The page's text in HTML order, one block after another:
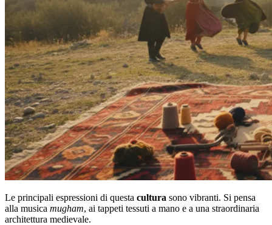
Le principali espressioni di questa cultura sono vibranti. Si pensa
alla musica mugham, ai tappeti tessuti a mano e a una straordinaria
architettura medievale.